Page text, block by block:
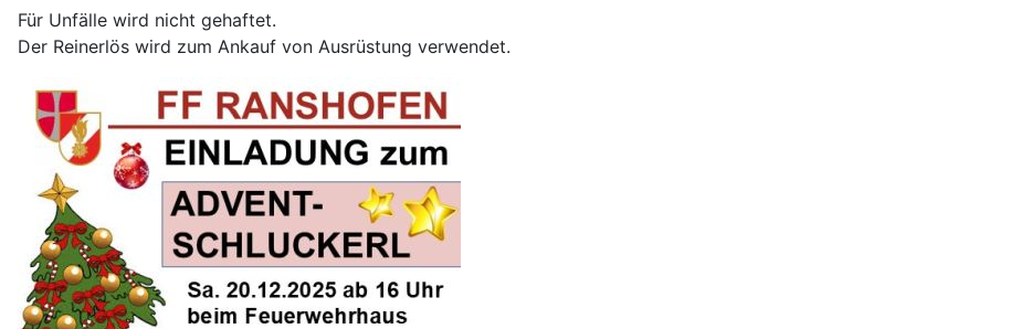
Für Unfälle wird nicht gehaftet.
Der Reinerlös wird zum Ankauf von Ausrüstung verwendet.